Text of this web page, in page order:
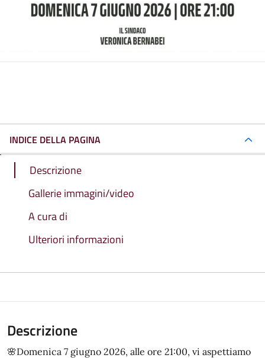
INDICE DELLA PAGINA
Descrizione
Gallerie immagini/video
A cura di
Ulteriori informazioni
Descrizione
🌸Domenica 7 giugno 2026, alle ore 21:00, vi aspettiamo